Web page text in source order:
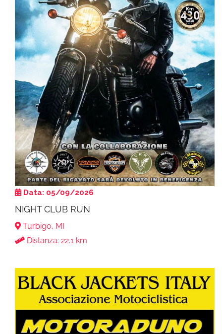
Data: 05/09/2026
NIGHT CLUB RUN
Turbigo, MI
Distanza: 22.1 km